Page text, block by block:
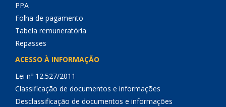
PPA
Folha de pagamento
Tabela remuneratória
Repasses
ACESSO À INFORMAÇÃO
Lei nº 12.527/2011
Classificação de documentos e informações
Desclassificação de documentos e informações